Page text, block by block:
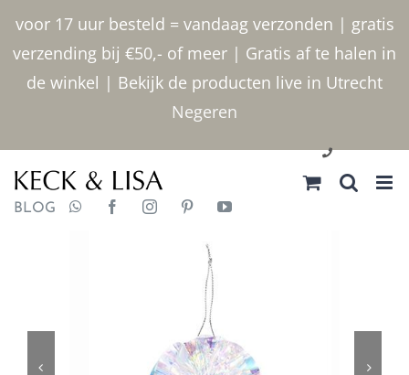
voor 17 uur besteld = vandaag verzonden | gratis
verzending bij €50,- of meer | Gratis af te halen in
de winkel | Bekijk de producten live in Utrecht
Negeren
inhoud
030 2400000
BLOG